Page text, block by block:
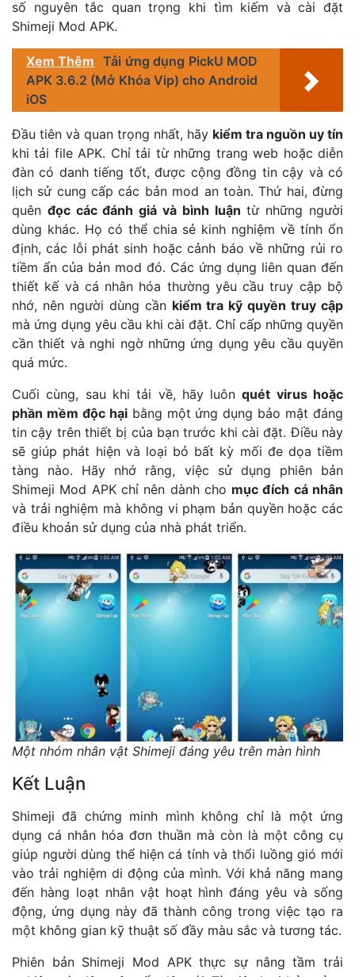
số nguyên tắc quan trọng khi tìm kiếm và cài đặt
Shimeji Mod APK.
Xem Thêm
Tải ứng dụng PickU MOD
APK 3.6.2 (Mở Khóa Vip) cho Android
iOS
Đầu tiên và quan trọng nhất, hãy kiểm tra nguồn uy tín
khi tải file APK. Chỉ tải từ những trang web hoặc diễn
đàn có danh tiếng tốt, được cộng đồng tin cậy và có
lịch sử cung cấp các bản mod an toàn. Thứ hai, đừng
quên đọc các đánh giá và bình luận từ những người
dùng khác. Họ có thể chia sẻ kinh nghiệm về tính ổn
định, các lỗi phát sinh hoặc cảnh báo về những rủi ro
tiềm ẩn của bản mod đó. Các ứng dụng liên quan đến
thiết kế và cá nhân hóa thường yêu cầu truy cập bộ
nhớ, nên người dùng cần kiểm tra kỹ quyền truy cập
mà ứng dụng yêu cầu khi cài đặt. Chỉ cấp những quyền
cần thiết và nghi ngờ những ứng dụng yêu cầu quyền
quá mức.
Cuối cùng, sau khi tải về, hãy luônquét virus hoặc
phần mềm độc hạibằng một ứng dụng bảo mật đáng
tin cậy trên thiết bị của bạn trước khi cài đặt. Điều này
sẽ giúp phát hiện và loại bỏ bất kỳ mối đe dọa tiềm
tàng nào. Hãy nhớ rằng, việc sử dụng phiên bản
Shimeji Mod APK chỉ nên dành cho mục đích cá nhân
và trải nghiệm mà không vi phạm bản quyền hoặc các
điều khoản sử dụng của nhà phát triển.
Một nhóm nhân vật Shimeji đáng yêu trên màn hình
Kết Luận
Shimeji đã chứng minh mình không chỉ là một ứng
dụng cá nhân hóa đơn thuần mà còn là một công cụ
giúp người dùng thể hiện cá tính và thổi luồng gió mới
vào trải nghiệm di động của mình. Với khả năng mang
đến hàng loạt nhân vật hoạt hình đáng yêu và sống
động, ứng dụng này đã thành công trong việc tạo ra
một không gian kỹ thuật số đầy màu sắc và tương tác.
Phiên bản Shimeji Mod APK thực sự nâng tầm trải